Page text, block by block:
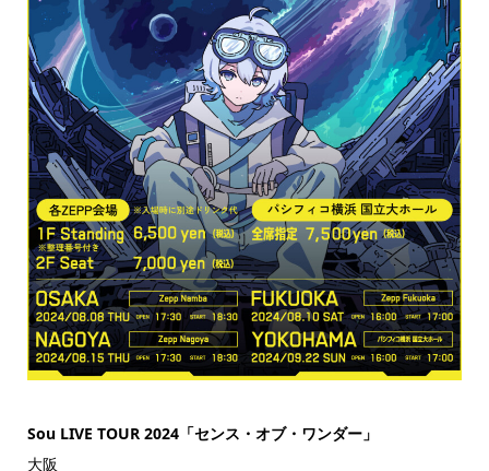
Sou LIVE TOUR 2024「センス・オブ・ワンダー」
大阪